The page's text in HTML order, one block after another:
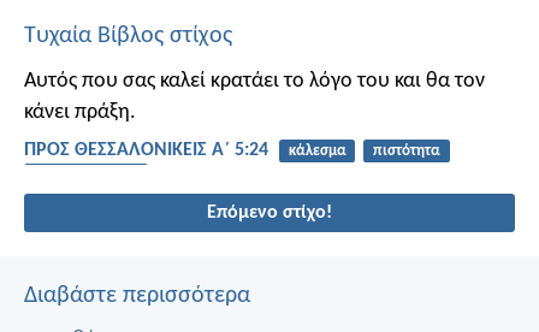
Τυχαία Βίβλος στίχος
Αυτός που σας καλεί κρατάει το λόγο του και θα τον
κάνει πράξη.
ΠΡΟΣ ΘΕΣΣΑΛΟΝΙΚΕΙΣ Α΄ 5:24 κάλεσμα
πιστότητα
Επόμενο στίχο!
Διαβάστε περισσότερα